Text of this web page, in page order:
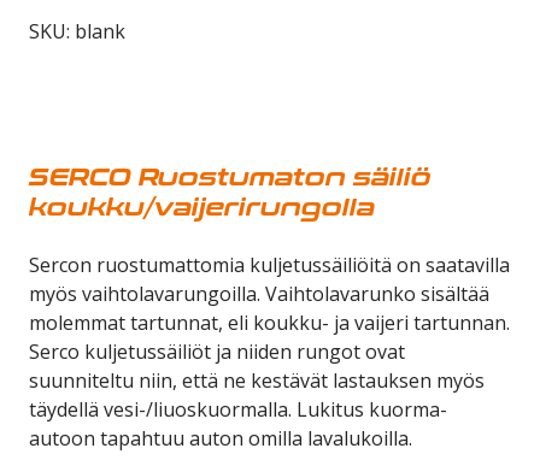
quantity
SKU: blank
SERCO Ruostumaton säiliö
koukku/vaijerirungolla
Sercon ruostumattomia kuljetussäiliöitä on saatavilla
myös vaihtolavarungoilla. Vaihtolavarunko sisältää
molemmat tartunnat, eli koukku- ja vaijeri tartunnan.
Serco kuljetussäiliöt ja niiden rungot ovat
suunniteltu niin, että ne kestävät lastauksen myös
täydellä vesi-/liuoskuormalla. Lukitus kuorma-
autoon tapahtuu auton omilla lavalukoilla.